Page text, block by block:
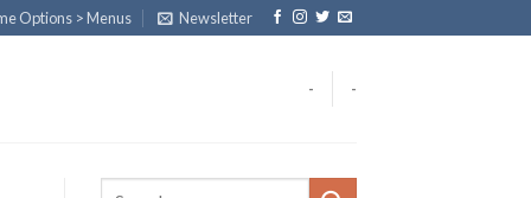
Options > Menus Newsletter
- -